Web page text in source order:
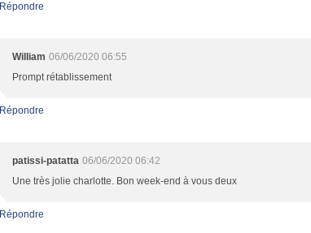
Répondre
William 06/06/2020 06:55
Prompt rétablissement
Répondre
patissi-patatta 06/06/2020 06:42
Une très jolie charlotte. Bon week-end à vous deux
Répondre